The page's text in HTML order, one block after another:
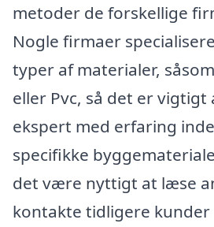
metoder de forskellige
Nogle firmaer
typer af materialer,
eller Pvc, så det er
ekspert med erfaring
specifikke
det være nyttigt at læse
kontakte tidligere